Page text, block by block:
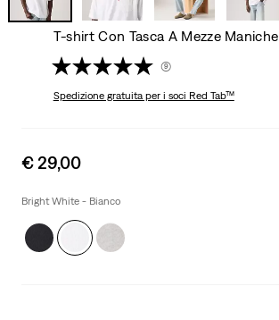
T-shirt Con Tasca A Mezze Maniche
(9)
Spedizione gratuitaper i soci Red Tab™
Sale
is
€ 29,00
Bright White - Bianco